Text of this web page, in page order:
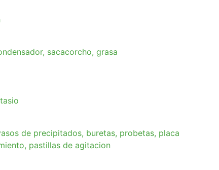
sacacorcho, grasa
de precipitados, buretas, probetas, placa
pastillas de agitacion